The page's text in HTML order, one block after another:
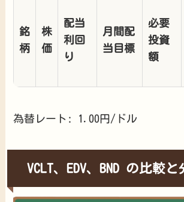
銘
柄
株
価
配当
利回
り
月間配
当目標
必要
投資
額
為替レート: 1.00円/ドル
VCLT、EDV、BND の比較と